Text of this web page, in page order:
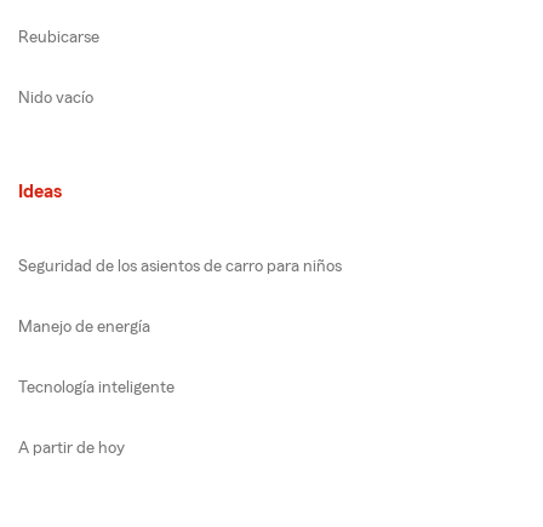
Reubicarse
Nido vacío
Ideas
Seguridad de los asientos de carro para niños
Manejo de energía
Tecnología inteligente
A partir de hoy